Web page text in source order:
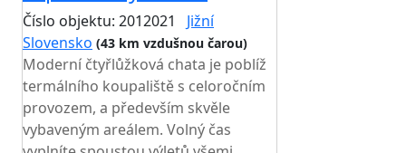
Číslo objektu: 2012021
Jižní
Slovensko (43 km vzdušnou čarou)
Moderní čtyřlůžková chata je poblíž
termálního koupaliště s celoročním
provozem, a především skvěle
vybaveným areálem. Volný čas